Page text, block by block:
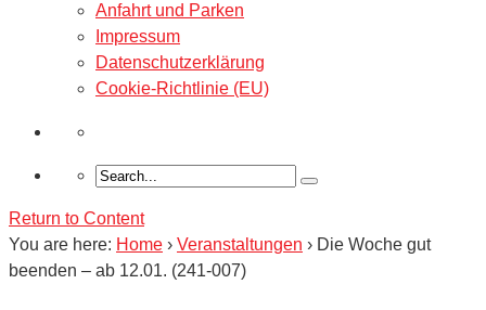
Anfahrt und Parken
Impressum
Datenschutzerklärung
Cookie-Richtlinie (EU)
Return to Content
You are here: Home › Veranstaltungen › Die Woche gut
beenden – ab 12.01. (241-007)